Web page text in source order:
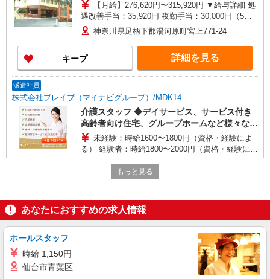
【月給】276,620円〜315,920円 ▼給与詳細 処
遇改善手当：35,920円 夜勤手当：30,000円（5回
分） ※6回目以降は1回6,000円支給 ▼下記別途支
給 通勤手当 年末年始手当：380円/時 寸志あり：
年2回（6月・12月） ※業績による 特別報酬：平
均26.6万円（最高額109万円） ※2025年6月支給実
績 ※処遇改善手当は試用期間中(3ヶ月)は支給なし
神奈川県足柄下郡湯河原町宮上771-24
キープ 詳細を見る
派遣社員
株式会社ブレイブ（マイナビグループ）/MDK14
介護スタッフ ◆デイサービス、サービス付き
高齢者向け住宅、グループホームなど様々な勤
務先から選べます。
未経験：時給1600〜1800円（資格・経験によ
る） 経験者：時給1800〜2000円（資格・経験によ
日）＝35万2000円 ◆昇給あり ◆支払い方法 ※日
払い/週払い/月払い対応も可能です。詳しくは面談
当社規定あり
神奈川県湯河原町 【最寄駅】 ◆JR東海道本線
「湯河原駅」 ★その他、近隣に多数勤務地ありま
キープ 詳細を見る
正社員
ミモザ湯河原温々
グループホームの介護スタッフ（介護福祉士）
月給270,860円〜281,180円 ※経験・能力に
もっと見る
あなたにおすすめの求人情報
ホールスタッフ
時給 1,150円
仙台市青葉区